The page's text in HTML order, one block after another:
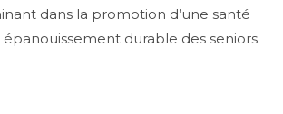
dans la promotion d’une santé
durable des seniors.